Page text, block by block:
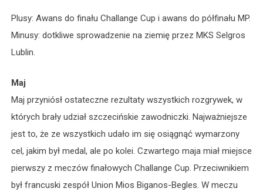
Plusy: Awans do finału Challange Cup i awans do półfinału MP.
Minusy: dotkliwe sprowadzenie na ziemię przez MKS Selgros
Lublin.
Maj
Maj przyniósł ostateczne rezultaty wszystkich rozgrywek, w
których brały udział szczecińskie zawodniczki. Najważniejsze
jest to, że ze wszystkich udało im się osiągnąć wymarzony
cel, jakim był medal, ale po kolei. Czwartego maja miał miejsce
pierwszy z meczów finałowych Challange Cup. Przeciwnikiem
był francuski zespół Union Mios Biganos-Begles. W meczu